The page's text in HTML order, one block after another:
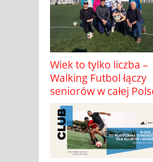
Wiek to tylko liczba –
Walking Futbol łączy
seniorów w całej